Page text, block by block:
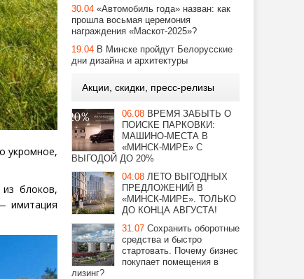
укромное,
блоков,
имитация
30.04 «Автомобиль года» назван: как
прошла восьмая церемония
награждения «Маскот-2025»?
19.04 В Минске пройдут Белорусские
дни дизайна и архитектуры
Акции, скидки, пресс-релизы
06.08 ВРЕМЯ ЗАБЫТЬ О
ПОИСКЕ ПАРКОВКИ:
МАШИНО-МЕСТА В
«МИНСК-МИРЕ» С
ВЫГОДОЙ ДО 20%
04.08 ЛЕТО ВЫГОДНЫХ
ПРЕДЛОЖЕНИЙ В
«МИНСК-МИРЕ». ТОЛЬКО
ДО КОНЦА АВГУСТА!
31.07 Сохранить оборотные
средства и быстро
стартовать. Почему бизнес
покупает помещения в
лизинг?